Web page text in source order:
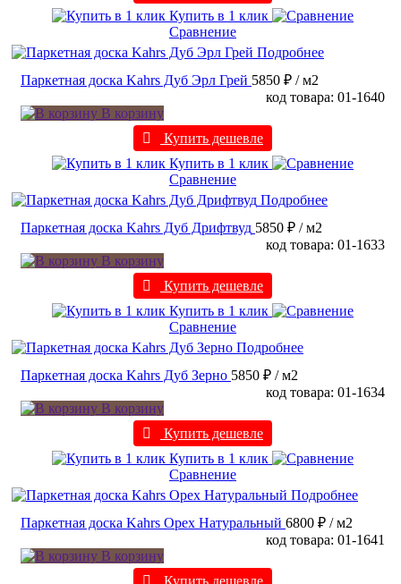
Купить в 1 клик
Сравнение
Подробнее
Паркетная доска Kahrs Дуб Эрл Грей 5850 ₽ / м2
код товара: 01-1640
В корзину
Купить дешевле
Купить в 1 клик
Сравнение
Подробнее
Паркетная доска Kahrs Дуб Дрифтвуд 5850 ₽ / м2
код товара: 01-1633
В корзину
Купить дешевле
Купить в 1 клик
Сравнение
Подробнее
Паркетная доска Kahrs Дуб Зерно 5850 ₽ / м2
код товара: 01-1634
В корзину
Купить дешевле
Купить в 1 клик
Сравнение
Подробнее
Паркетная доска Kahrs Орех Натуральный 6800 ₽ / м2
код товара: 01-1641
В корзину